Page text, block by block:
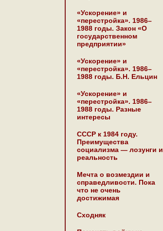
«Ускорение» и
«перестройка». 1986–
1988 годы. Закон «О
государственном
предприятии»
«Ускорение» и
«перестройка». 1986–
1988 годы. Б.Н. Ельцин
«Ускорение» и
«перестройка». 1986–
1988 годы. Разные
интересы
СССР к 1984 году.
Преимущества
социализма — лозунги и
реальность
Мечта о возмездии и
справедливости. Пока
что не очень
достижимая
Сходняк